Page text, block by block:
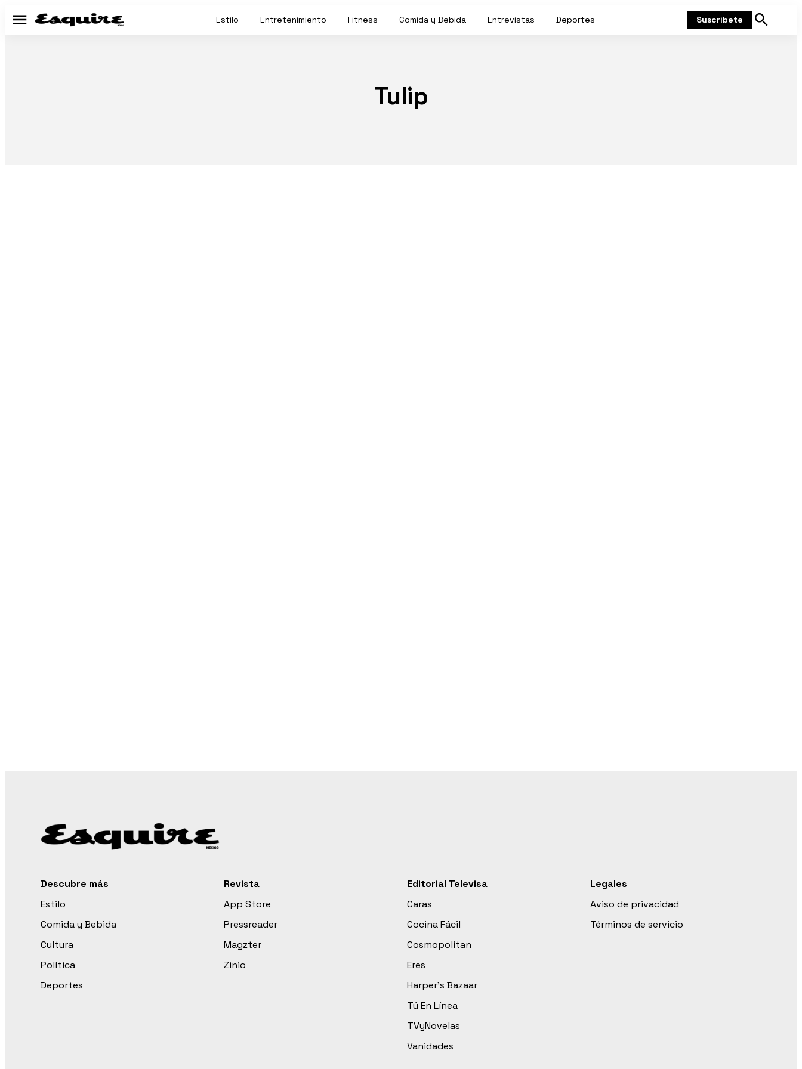
Menú Estilo Entretenimiento Fitness Comida y Bebida Entrevistas Deportes Suscríbete
Mostrar
Tulip
Descubre más
Estilo
Comida y Bebida
Cultura
Política
Deportes
Revista
App Store
Pressreader
Magzter
Zinio
Editorial Televisa
Caras
Cocina Fácil
Cosmopolitan
Eres
Harper’s Bazaar
Tú En Línea
TVyNovelas
Vanidades
Legales
Aviso de privacidad
Términos de servicio